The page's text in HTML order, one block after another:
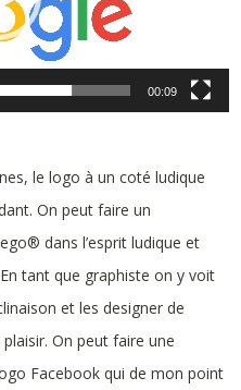
00:09
le logo à un coté ludique
On peut faire un
dans l’esprit ludique et
tant que graphiste on y voit
et les designer de
On peut faire une
Facebook qui de mon point